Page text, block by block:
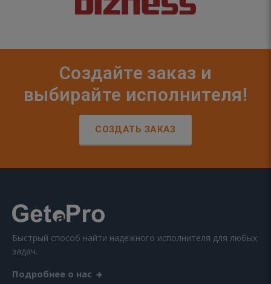
Создайте заказ и
выбирайте исполнителя!
СОЗДАТЬ ЗАКАЗ
Быстрый способ найти надежного исполнителя для любых
задач.
Подробнее о нас